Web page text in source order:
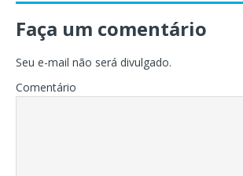
Faça um comentário
Seu e-mail não será divulgado.
Comentário